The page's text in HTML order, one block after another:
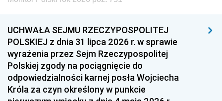
UCHWAŁA SEJMU RZECZYPOSPOLITEJ
POLSKIEJ z dnia 31 lipca 2026 r. w sprawie
wyrażenia przez Sejm Rzeczypospolitej
Polskiej zgody na pociągnięcie do
odpowiedzialności karnej posła Wojciecha
Króla za czyn określony w punkcie